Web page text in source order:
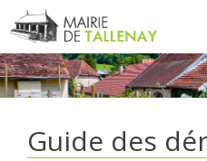
Aller
au
contenu
Guide des